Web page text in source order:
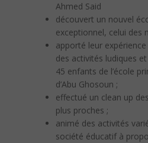
Ahmed Said
découvert un nouvel
exceptionnel, celui des
apporté leur
des activités ludiques
45 enfants de l’école
d’Abu Ghosoun ;
effectué un clean up
plus proches ;
animé des activités
société éducatif à